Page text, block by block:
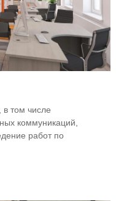
в том числе
коммуникаций,
работ по